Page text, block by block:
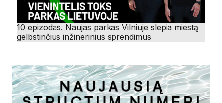
10 epizodas. Naujas parkas Vilniuje slepia miestą
gelbstinčius inžinerinius sprendimus